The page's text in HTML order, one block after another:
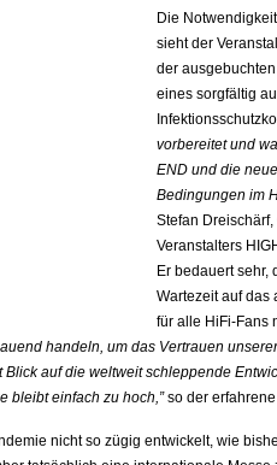
Die
sieht der
der
eines sorgfältig
vorbereitet und
END und die
Bedingungen im
Stefan
Veranstalters
Er bedauert sehr,
Wartezeit auf das
für alle HiFi-Fans
handeln, um das Vertrauen
auf die weltweit schleppende
bleibt einfach zu hoch,”so der
nicht so zügig entwickelt, wie